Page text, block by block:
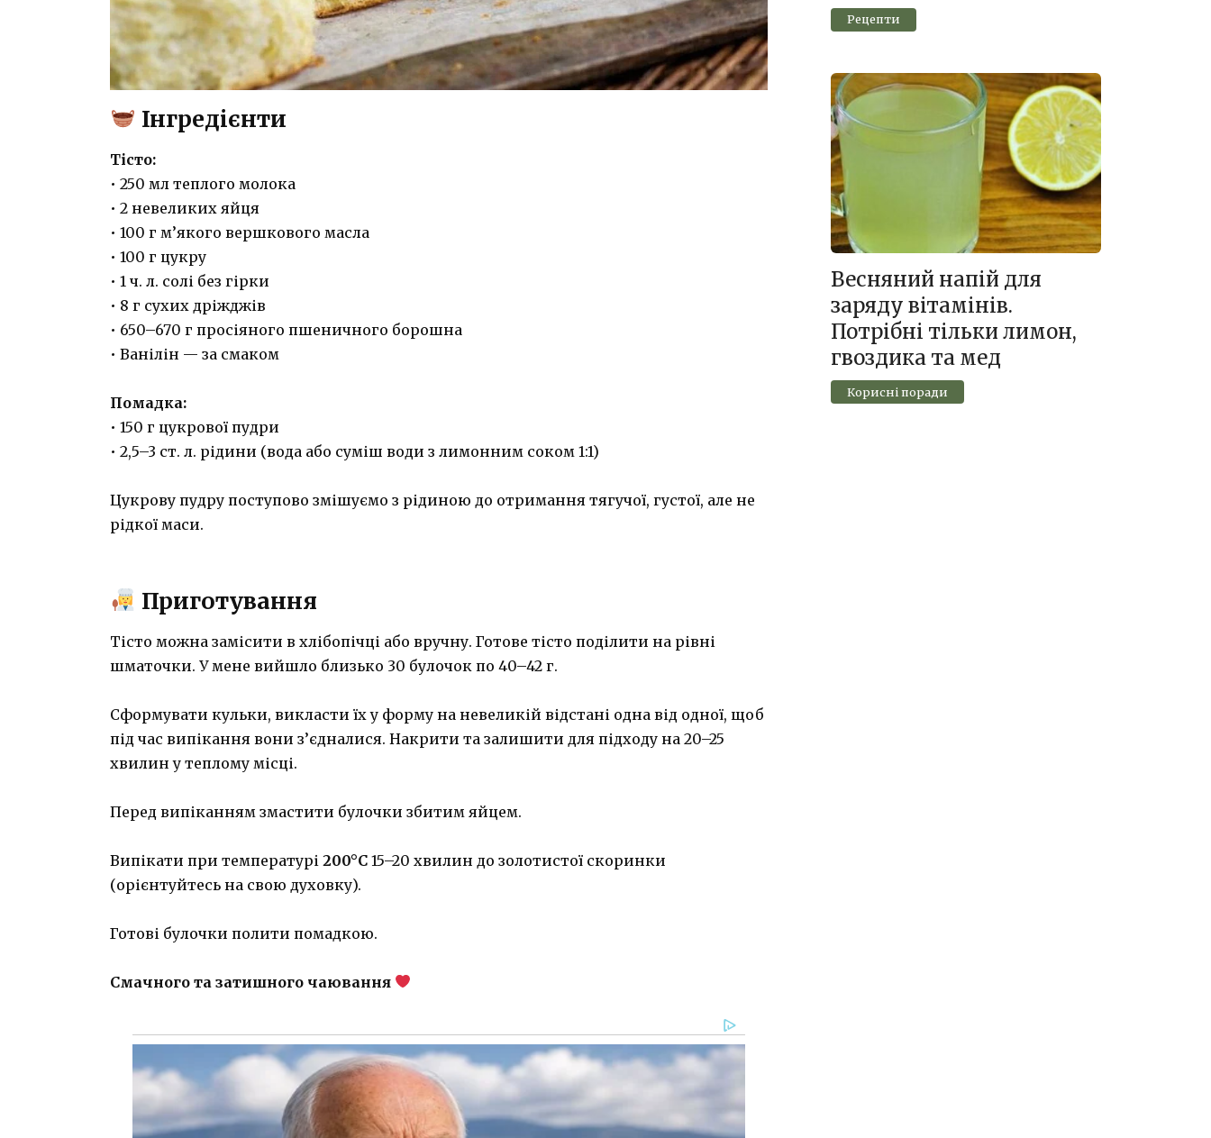
Інгредієнти
Тісто:
• 250 мл теплого молока
• 2 невеликих яйця
• 100 г м’якого вершкового масла
• 100 г цукру
• 1 ч. л. солі без гірки
• 8 г сухих дріжджів
• 650–670 г просіяного пшеничного борошна
• Ванілін — за смаком
Помадка:
• 150 г цукрової пудри
• 2,5–3 ст. л. рідини (вода або суміш води з лимонним соком 1:1)
Цукрову пудру поступово змішуємо з рідиною до отримання тягучої, густої, але не
рідкої маси.
Приготування
Тісто можна замісити в хлібопічці або вручну. Готове тісто поділити на рівні
шматочки. У мене вийшло близько 30 булочок по 40–42 г.
Сформувати кульки, викласти їх у форму на невеликій відстані одна від одної, щоб
під час випікання вони з’єдналися. Накрити та залишити для підходу на 20–25
хвилин у теплому місці.
Перед випіканням змастити булочки збитим яйцем.
Випікати при температурі 200°C 15–20 хвилин до золотистої скоринки
(орієнтуйтесь на свою духовку).
Готові булочки полити помадкою.
Смачного та затишного чаювання
Рецепти
Весняний напій для
заряду вітамінів.
Потрібні тільки лимон,
гвоздика та мед
Корисні поради